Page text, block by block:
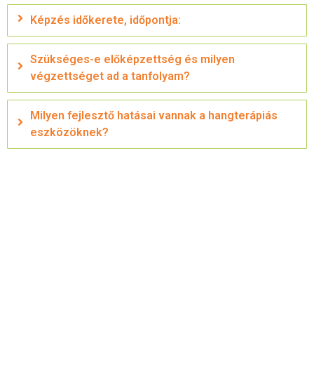
Képzés időkerete, időpontja:
Szükséges-e előképzettség és milyen
végzettséget ad a tanfolyam?
Milyen fejlesztő hatásai vannak a hangterápiás
eszközöknek?